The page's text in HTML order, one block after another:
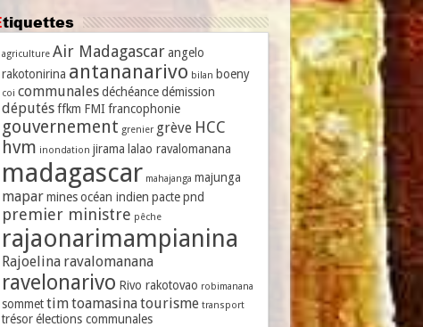
Étiquettes
agriculture Air Madagascar angelo
rakotonirina antananarivo bilan boeny
coi communales déchéance démission
députés ffkm FMI francophonie
gouvernement grenier grève HCC
hvm inondation jirama lalao ravalomanana
madagascar mahajanga majunga
mapar mines océan indien pacte pnd
premier ministre pêche
rajaonarimampianina
Rajoelina ravalomanana
ravelonarivo Rivo rakotovao robimanana
sommet timtoamasinatourisme transport
trésor élections communales